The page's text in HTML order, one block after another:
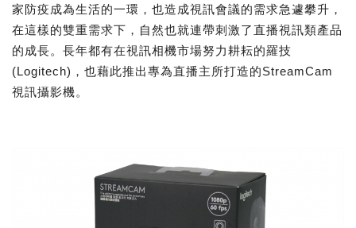
家防疫成為生活的一環，也造成視訊會議的需求急遽攀升，
在這樣的雙重需求下，自然也就連帶刺激了直播視訊類產品
的成長。長年都有在視訊相機市場努力耕耘的羅技
(Logitech)，也藉此推出專為直播主所打造的StreamCam
視訊攝影機。